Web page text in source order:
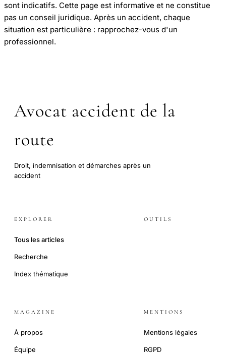
sont indicatifs. Cette page est informative et ne constitue
pas un conseil juridique. Après un accident, chaque
situation est particulière : rapprochez-vous d'un
professionnel.
Avocat accident de la
route
Droit, indemnisation et démarches après un
accident
EXPLORER
Tous les articles
Recherche
Index thématique
OUTILS
MAGAZINE
À propos
Équipe
MENTIONS
Mentions légales
RGPD